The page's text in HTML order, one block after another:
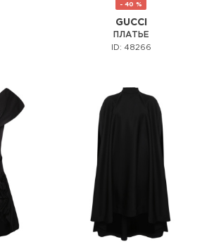
- 40 %
GUCCI
ПЛАТЬЕ
ID: 48266